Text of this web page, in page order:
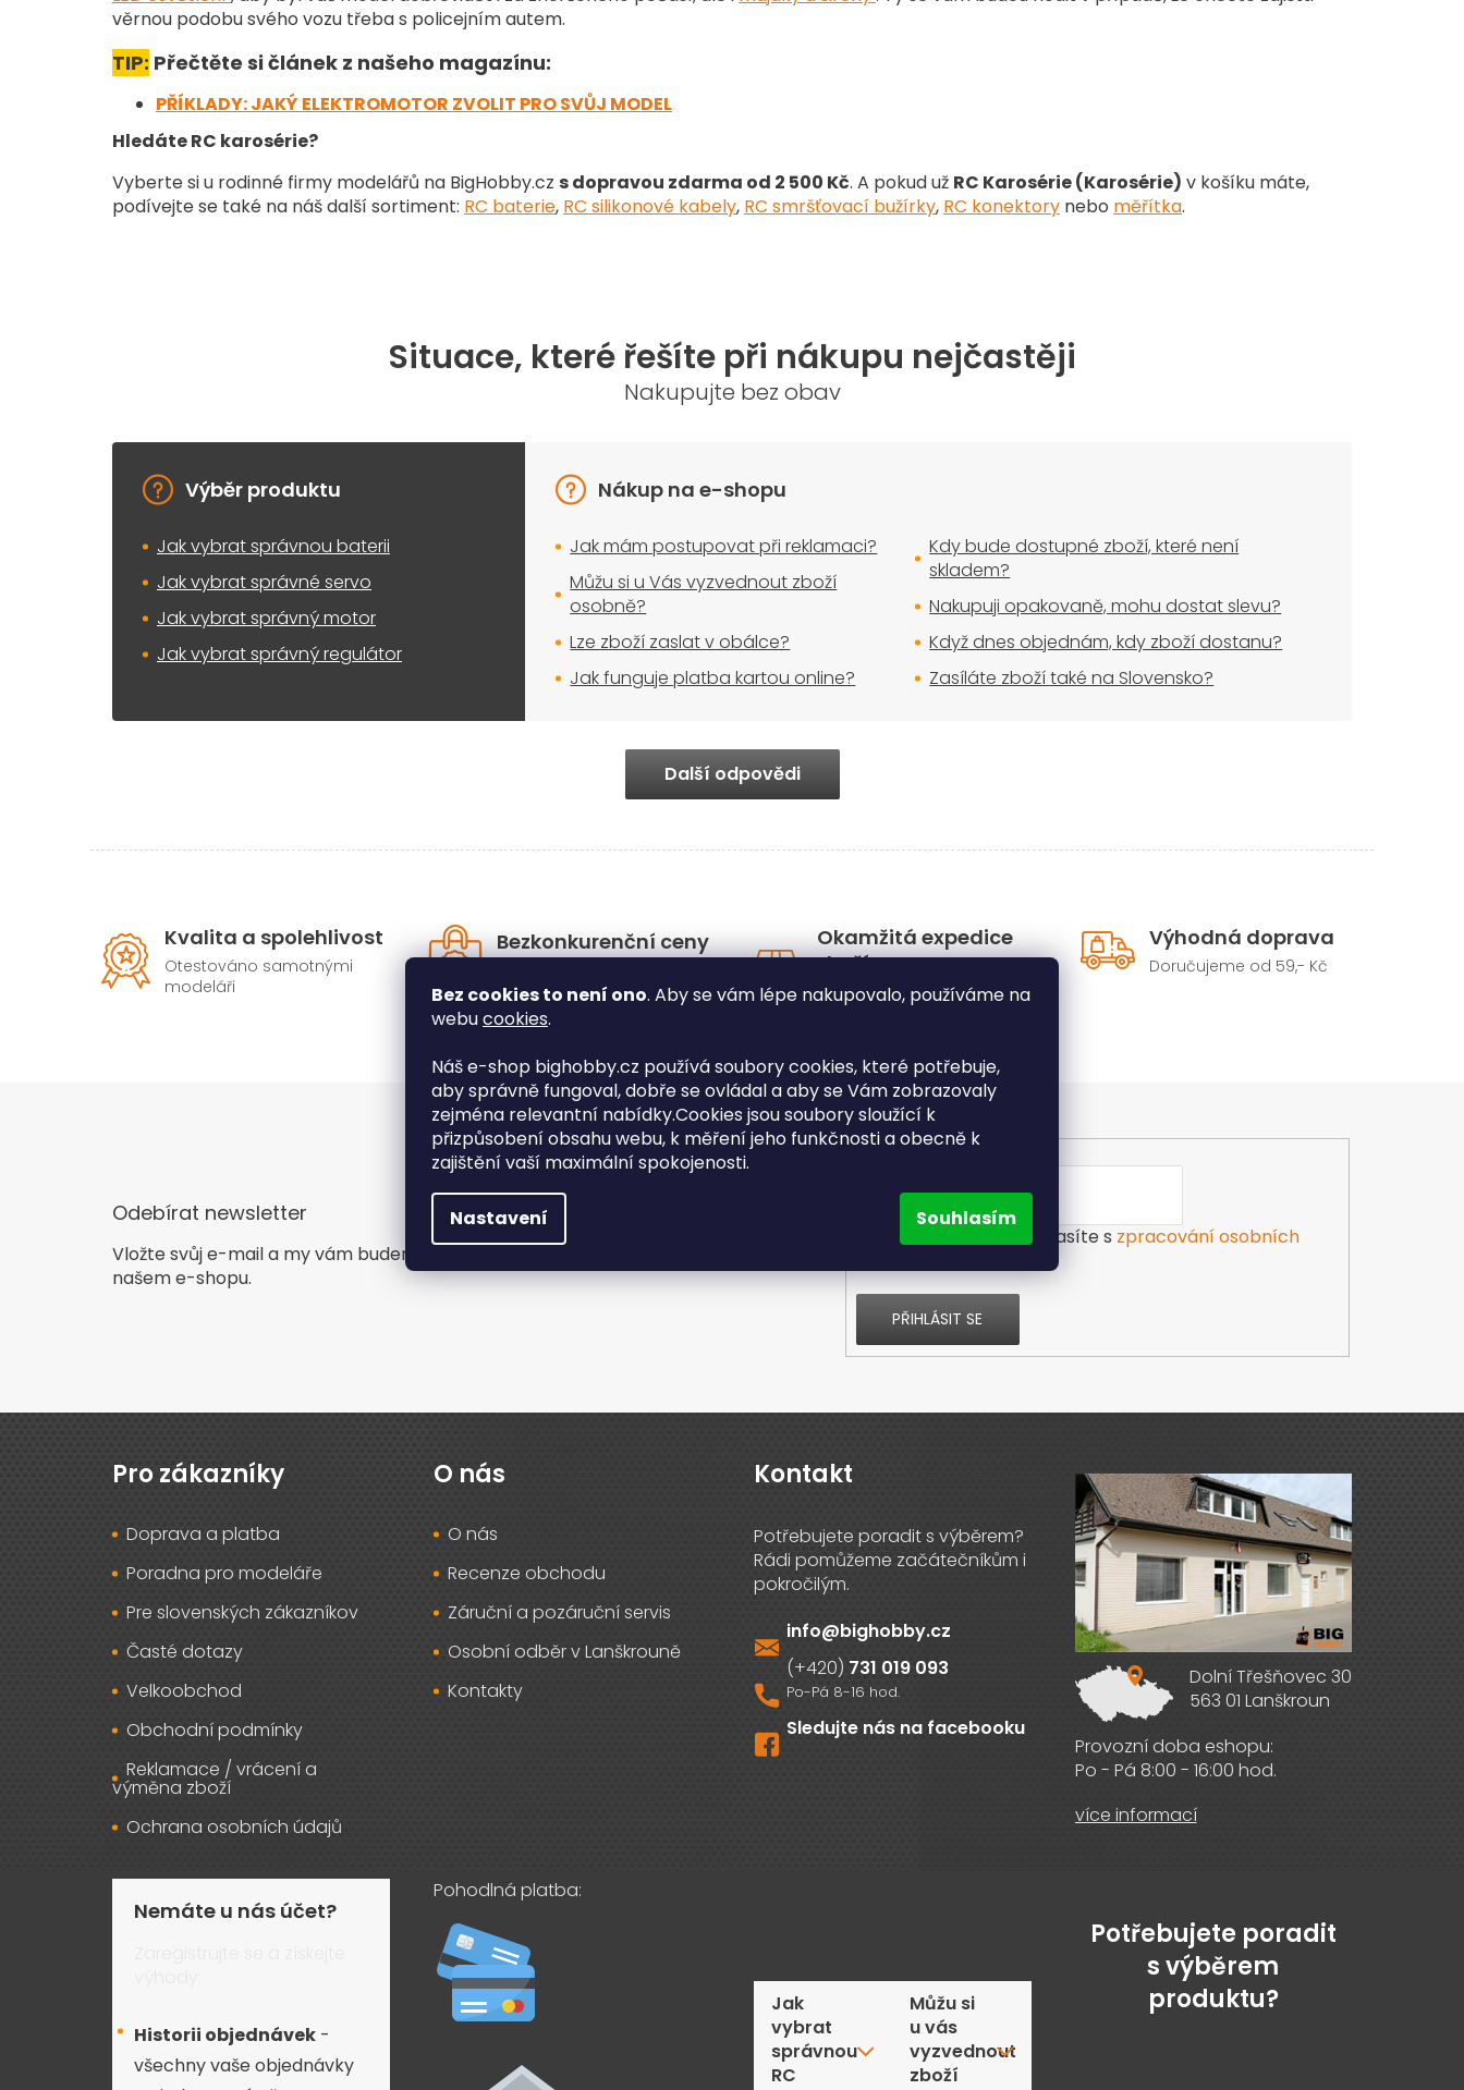
Bez cookies to není ono. Aby se vám lépe nakupovalo, používáme na
webucookies.
Náš e-shop bighobby.cz používá soubory cookies, které potřebuje,
aby správně fungoval, dobře se ovládal a aby se Vám zobrazovaly
zejména relevantní nabídky.Cookies jsou soubory sloužící k
přizpůsobení obsahu webu, k měření jeho funkčnosti a obecně k
zajištění vaší maximální spokojenosti.
Nastavení Souhlasím
ý
p
i
věrnou podobu svého vozu třeba s policejním autem.
TIP: Přečtěte si článek z našeho magazínu:
PŘÍKLADY: JAKÝ ELEKTROMOTOR ZVOLIT PRO SVŮJ MODEL
Hledáte RC karosérie?
Vyberte si u rodinné firmy modelářů na BigHobby.cz s dopravou zdarma od 2 500 Kč. A pokud už RC Karosérie (Karosérie) v košíku máte,
podívejte se také na náš další sortiment: RC baterie, RC silikonové kabely, RC smršťovací bužírky, RC konektory nebo měřítka.
Situace, které řešíte při nákupu nejčastěji
Nakupujte bez obav
Výběr produktu
Jak vybrat správnou baterii
Jak vybrat správné servo
Jak vybrat správný motor
Jak vybrat správný regulátor
Nákup na e-shopu
Jak mám postupovat při reklamaci?
Můžu si u Vás vyzvednout zboží
osobně?
Lze zboží zaslat v obálce?
Jak funguje platba kartou online?
Kdy bude dostupné zboží, které není
skladem?
Nakupuji opakovaně, mohu dostat slevu?
Když dnes objednám, kdy zboží dostanu?
Zasíláte zboží také na Slovensko?
Další odpovědi
Kvalita a spolehlivost
Otestováno samotnými
modeláři
Bezkonkurenční ceny
Okamžitá expedice
zboží
Doručení už do druhého
dne
Výhodná doprava
Doručujeme od 59,- Kč
Odebírat newsletter
Vložte svůj e-mail a my vám budeme zasílat informace o nových produktech na
našem e-shopu.
Vložením e-mailu souhlasíte s zpracování osobních
PŘIHLÁSIT SE
Pro zákazníky
Doprava a platba
Poradna pro modeláře
Pre slovenských zákazníkov
Časté dotazy
Velkoobchod
Obchodní podmínky
Reklamace / vrácení a
výměna zboží
Ochrana osobních údajů
O nás
O nás
Recenze obchodu
Záruční a pozáruční servis
Osobní odběr v Lanškrouně
Kontakty
Kontakt
info@bighobby.cz
731 019 093
Sledujte nás na facebooku
Dolní Třešňovec 30
563 01 Lanškroun
Provozní doba eshopu:
Po - Pá 8:00 - 16:00 hod.
více informací
Nemáte u nás účet?
Historii objednávek -
všechny vaše objednávky
Pohodlná platba:
Jak
vybrat
správnou
RC
Můžu si
u vás
vyzvednout
zboží
Potřebujete poradit
s výběrem
produktu?